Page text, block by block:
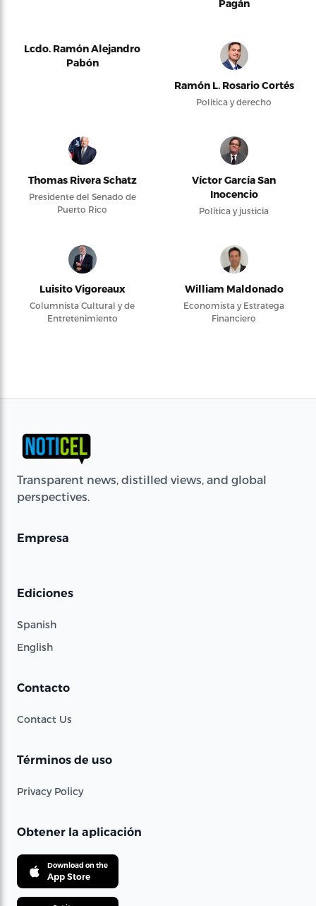
Pagán
Lcdo. Ramón Alejandro
Pabón
Ramón L. Rosario Cortés
Política y derecho
Thomas Rivera Schatz
Presidente del Senado de
Puerto Rico
Víctor García San
Inocencio
Política y justicia
Luisito Vigoreaux
Columnista Cultural y de
Entretenimiento
William Maldonado
Economista y Estratega
Financiero
Transparent news, distilled views, and global
perspectives.
Empresa
Ediciones
Spanish
English
Contacto
Contact Us
Términos de uso
Privacy Policy
Obtener la aplicación
Download on the
App Store